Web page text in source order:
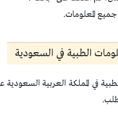
المعلومات.
الطبية في السعودية
في المملكة العربية